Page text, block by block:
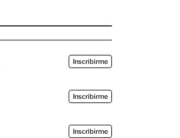
Inscribirme
Inscribirme
Inscribirme